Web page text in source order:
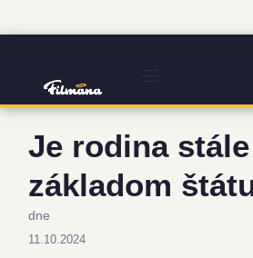
Je rodina stále
základom
dne
11.10.2024